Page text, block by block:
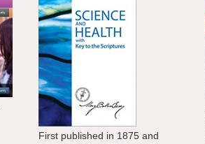
First published in 1875 and